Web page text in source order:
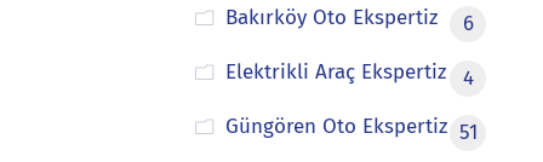
Bakırköy Oto Ekspertiz
6
Elektrikli Araç Ekspertiz
4
Güngören Oto Ekspertiz 51